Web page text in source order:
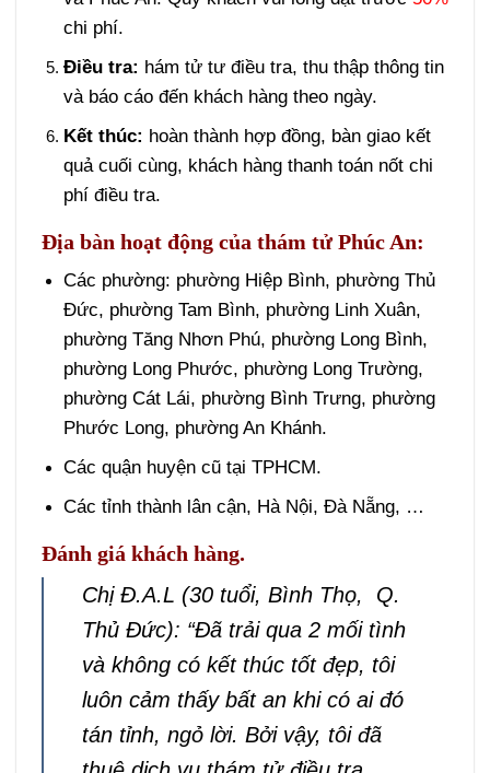
chi phí.
Điều tra: hám tử tư điều tra, thu thập thông tin
và báo cáo đến khách hàng theo ngày.
Kết thúc: hoàn thành hợp đồng, bàn giao kết
quả cuối cùng, khách hàng thanh toán nốt chi
phí điều tra.
Địa bàn hoạt động của thám tử Phúc An:
Các phường: phường Hiệp Bình, phường Thủ
Đức, phường Tam Bình, phường Linh Xuân,
phường Tăng Nhơn Phú, phường Long Bình,
phường Long Phước, phường Long Trường,
phường Cát Lái, phường Bình Trưng, phường
Phước Long, phường An Khánh.
Các quận huyện cũ tại TPHCM.
Các tỉnh thành lân cận, Hà Nội, Đà Nẵng, …
Đánh giá khách hàng.
Chị Đ.A.L (30 tuổi, Bình Thọ, Q.
Thủ Đức): “Đã trải qua 2 mối tình
và không có kết thúc tốt đẹp, tôi
luôn cảm thấy bất an khi có ai đó
tán tỉnh, ngỏ lời. Bởi vậy, tôi đã